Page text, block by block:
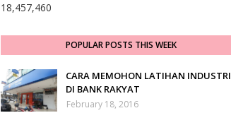
18,457,460
POPULAR POSTS THIS WEEK
CARA MEMOHON LATIHAN INDUSTRI
DI BANK RAKYAT
February 18, 2016